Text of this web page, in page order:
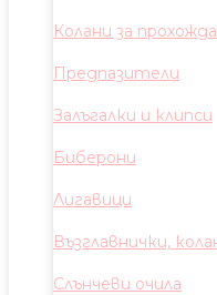
Колани за
Предпазители
Залъгалки и клипси
Биберони
Лигавици
Възглавнички,
Слънчеви очила